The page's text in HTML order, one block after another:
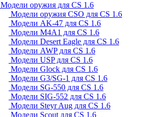
Модели оружия для CS 1.6
Модели оружия CSO для CS 1.6
Модели AK-47 для CS 1.6
Модели M4A1 для CS 1.6
Модели Desert Eagle для CS 1.6
Модели AWP для CS 1.6
Модели USP для CS 1.6
Модели Glock для CS 1.6
Модели G3/SG-1 для CS 1.6
Модели SG-550 для CS 1.6
Модели SIG-552 для CS 1.6
Модели Steyr Aug для CS 1.6
Модели Scout для CS 1.6